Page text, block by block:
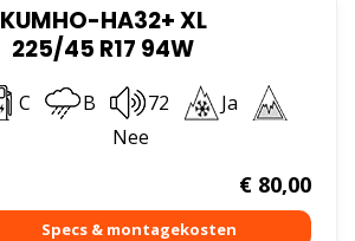
KUMHO-HA32+ XL
225/45 R17 94W
C B 72
Ja
Nee
€80,00